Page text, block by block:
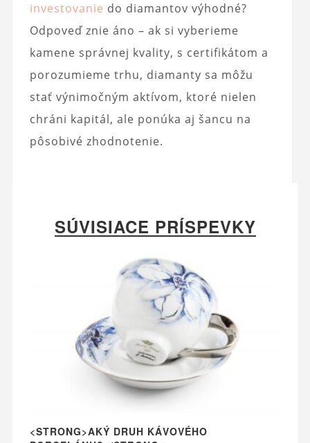
investovanie do diamantov výhodné?
Odpoveď znie áno – ak si vyberieme
kamene správnej kvality, s certifikátom a
porozumieme trhu, diamanty sa môžu
stať výnimočným aktívom, ktoré nielen
chráni kapitál, ale ponúka aj šancu na
pôsobivé zhodnotenie.
SÚVISIACE PRÍSPEVKY
<STRONG>AKÝ DRUH KÁVOVÉHO